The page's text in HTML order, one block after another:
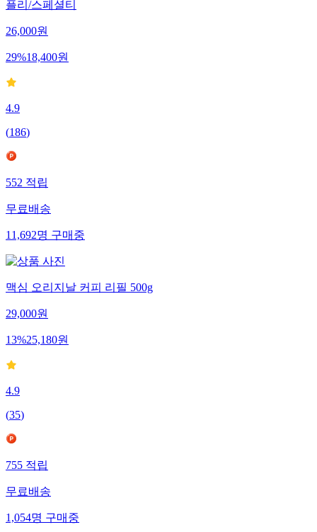
플리/스페셜티
26,000원
29%18,400원
4.9
(186)
552적립
무료배송
11,692명구매중
맥심 오리지날 커피 리필 500g
29,000원
13%25,180원
4.9
(35)
755적립
무료배송
1,054명구매중